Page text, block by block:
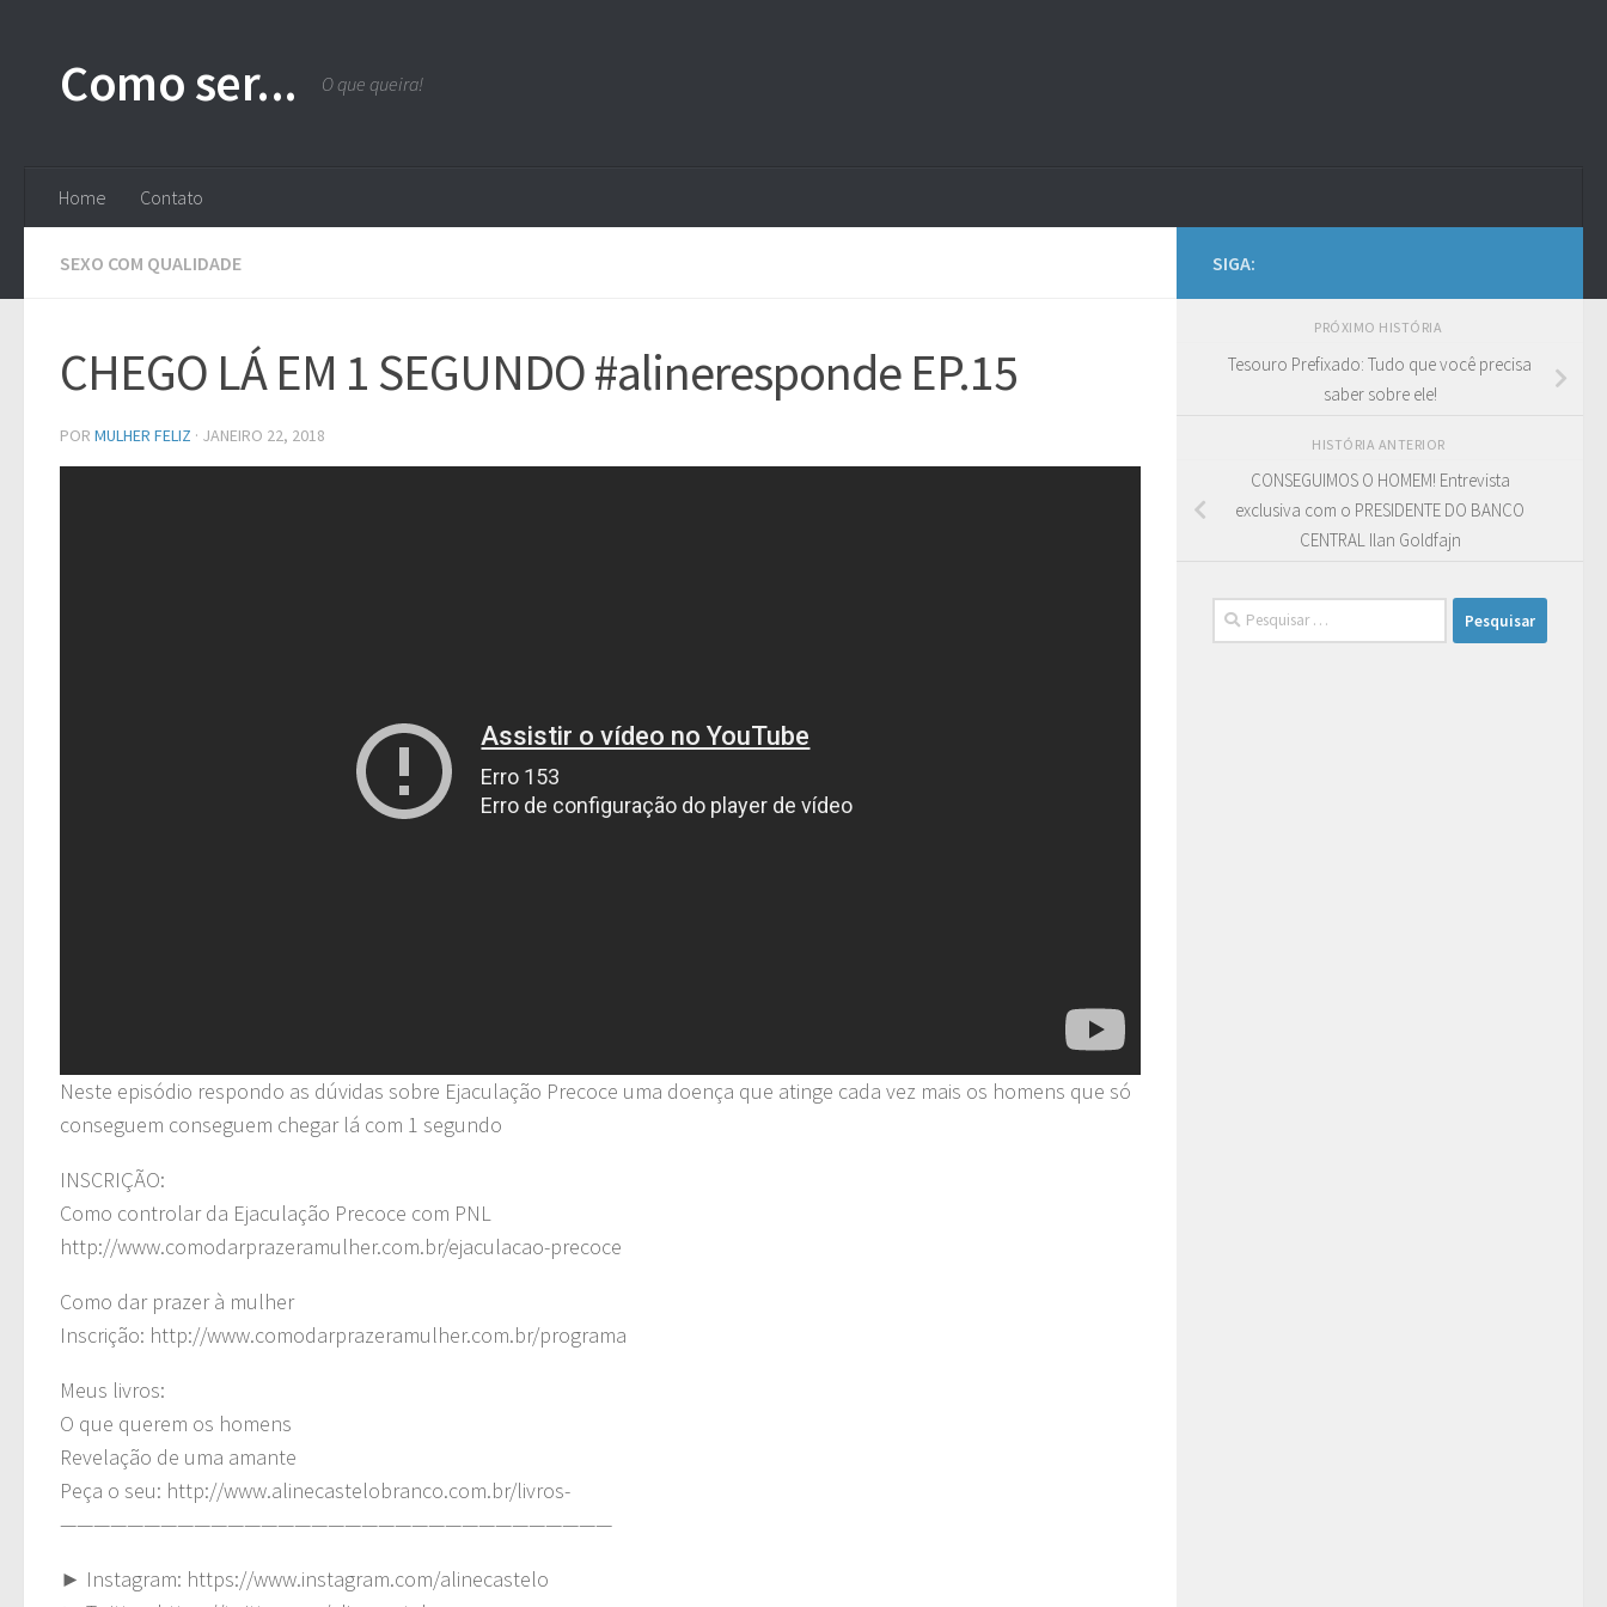
Como ser... O que queira!
Home Contato
SEXO COM QUALIDADE
CHEGO LÁ EM 1 SEGUNDO #alineresponde EP.15
POR MULHER FELIZ · JANEIRO 22, 2018
Neste episódio respondo as dúvidas sobre Ejaculação Precoce uma doença que atinge cada vez mais os homens que só
conseguem conseguem chegar lá com 1 segundo
INSCRIÇÃO:
Como controlar da Ejaculação Precoce com PNL
http://www.comodarprazeramulher.com.br/ejaculacao-precoce
Como dar prazer à mulher
Inscrição: http://www.comodarprazeramulher.com.br/programa
Meus livros:
O que querem os homens
Revelação de uma amante
Peça o seu: http://www.alinecastelobranco.com.br/livros-
—————————————————————————————————
► Instagram: https://www.instagram.com/alinecastelo
SIGA:
PRÓXIMO HISTÓRIA
Tesouro Prefixado: Tudo que você precisa
saber sobre ele!
HISTÓRIA ANTERIOR
CONSEGUIMOS O HOMEM! Entrevista
exclusiva com o PRESIDENTE DO BANCO
CENTRAL Ilan Goldfajn
Pesquisar
por: